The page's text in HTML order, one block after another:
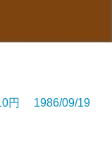
円 1986/09/19